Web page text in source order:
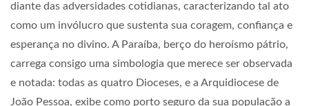
diante das adversidades cotidianas, caracterizando tal ato
como um invólucro que sustenta sua coragem, confiança e
esperança no divino. A Paraíba, berço do heroísmo pátrio,
carrega consigo uma simbologia que merece ser observada
e notada: todas as quatro Dioceses, e a Arquidiocese de
João Pessoa, exibe como porto seguro da sua população a